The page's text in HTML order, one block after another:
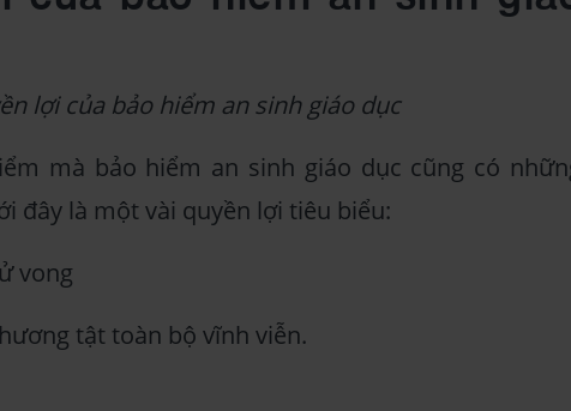
lợi của bảo hiểm an sinh giáo dục
mà bảo hiểm an sinh giáo dục cũng có
đây là một vài quyền lợi tiêu biểu:
vong
tật toàn bộ vĩnh viễn.